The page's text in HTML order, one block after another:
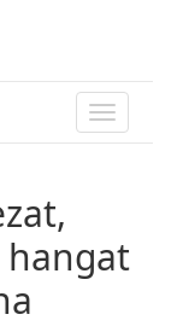
TOGGLE
hangat